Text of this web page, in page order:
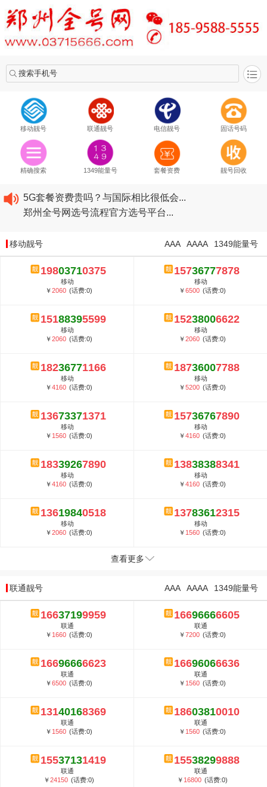
搜索手机号
移动靓号 联通靓号 电信靓号 固话号码
精确搜索 1349能量号 套餐资费 靓号回收
2020​移动最新套餐资费...
2020​联通最新套餐资费...
5G套餐资费贵吗？与国际相比很低会...
郑州全号网选号流程官方选号平台...
2020​联通最新套餐资费...
2020​电信最新套餐资费...
5G套餐资费贵吗？与国际相比很低会...
郑州全号网选号流程官方选号平台...
移动靓号 1349能量号
AAAA
AAA
19803710375
移动
￥2060 (话费:0)
15736777878
移动
￥6500 (话费:0)
15188395599
移动
￥2060 (话费:0)
15238006622
移动
￥2060 (话费:0)
18236771166
移动
￥4160 (话费:0)
18736007788
移动
￥5200 (话费:0)
13673371371
移动
￥ 1560 (话费:0)
15736767890
移动
￥4160 (话费:0)
18339267890
移动
￥4160 (话费:0)
13838388341
移动
￥4160 (话费:0)
13619840518
移动
￥2060 (话费:0)
13783612315
移动
￥ 1560 (话费:0)
查看更多
联通靓号 1349能量号
AAAA
AAA
16637199959
联通
￥ 1660 (话费:0)
16696666605
联通
￥7200 (话费:0)
16696666623
联通
￥6500 (话费:0)
16696066636
联通
￥ 1560 (话费:0)
13140168369
联通
￥ 1560 (话费:0)
18603810010
联通
￥ 1560 (话费:0)
15537131419
联通
￥24150 (话费:0)
15538299888
联通
￥ 16800 (话费:0)